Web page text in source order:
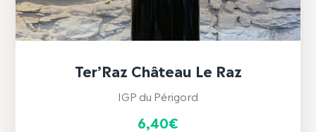
Ter’Raz Château Le Raz
IGP du Périgord
6,40€